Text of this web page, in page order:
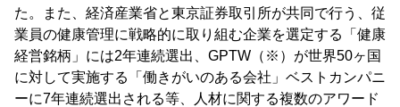
た。また、経済産業省と東京証券取引所が共同で行う、従
業員の健康管理に戦略的に取り組む企業を選定する「健康
経営銘柄」には2年連続選出、GPTW（※）が世界50ヶ国
に対して実施する「働きがいのある会社」ベストカンパニ
ーに7年連続選出される等、人材に関する複数のアワード